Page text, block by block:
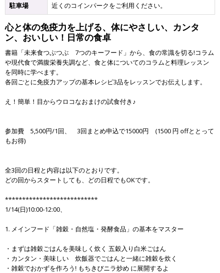
駐車場 近くのコインパークをご利用ください。
心と体の免疫力を上げる、体にやさしい、カンタ
ン、おいしい！日常の食卓
書籍「未来食つぶつぶ 7つのキーフード」から、食の常識を切る!コラム
や現代食で満腹栄養失調など、食と体についてのコラムと料理レッスン
を同時に学べます。
各回ごとに免疫力アップの基本レシピ3品をレッスンでお伝えします。
え！簡単！目からウロコなおまけの試食付き♪
参加費 5,500円/1回、 3回まとめ申込で15000円 (1500 円 offととって
もお得)
全3回の日程と内容は以下のとおりです。
どの回からスタートしても、どの日程でもOKです。
***************************
1/14(日)10:00-12:00、
1. メインフード「雑穀・自然塩・発酵食品」の基本をマスター
・まずは雑穀ごはんを美味しく炊く 五穀入り白米ごはん
・カンタン・美味しい 炊飯器でごはんと一緒に雑穀を炊く
・雑穀でおかずを作ろう! もちきびニラ炒め に展開するよ